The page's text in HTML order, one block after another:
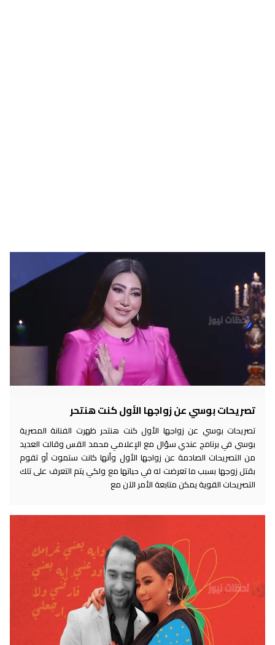
تصريحات بوسي عن زواجها الأول كنت هنتحر
تصريحات بوسي عن زواجها الأول كنت هنتحر ظهرت الفنانة المصرية
بوسي في برنامج عندي سؤال مع الإعلامي محمد القس وقالت العديد
من التصريحات الصادمة عن زواجها الأول وأنها كانت ستموت أو تقوم
بقتل زوجها بسبب ما تعرضت له في حياتها مع ولكي يتم التعرف على تلك
التصريحات القوية يمكن متابعة الأمر الآن مع